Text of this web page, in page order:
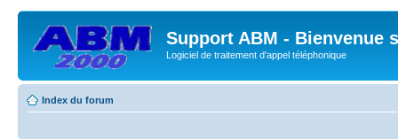
Support ABM -
Logiciel de traitement d'appel téléphonique
Index du forum